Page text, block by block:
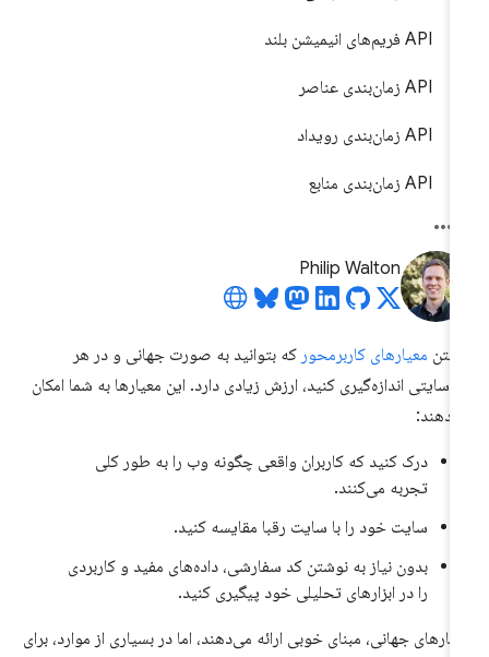
Philip Walton
معیارهای کاربرمحورکه بتوانید به صورت جهانی و در هر
اندازه‌گیری کنید، ارزش زیادی دارد. این معیارها به شما امکان
درک کنید که کاربران واقعی چگونه وب را به طور کلی
تجربه می‌کنند.
سایت خود را با سایت رقبا مقایسه کنید.
بدون نیاز به نوشتن کد سفارشی، داده‌های مفید و کاربردی
را در ابزارهای تحلیلی خود پیگیری کنید.
جهانی، مبنای خوبی ارائه می‌دهند، اما در بسیاری از موارد، برای